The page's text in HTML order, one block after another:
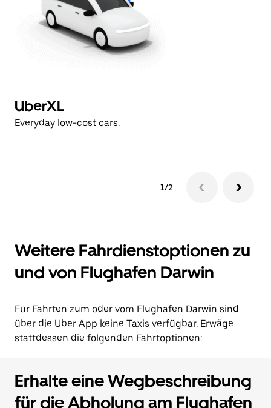
UberXL
Everyday low-cost cars.
1/2
Weitere Fahrdienstoptionen zu
und von Flughafen Darwin
Für Fahrten zum oder vom Flughafen Darwin sind
über die Uber App keine Taxis verfügbar. Erwäge
stattdessen die folgenden Fahrtoptionen:
Erhalte eine Wegbeschreibung
für die Abholung am Flughafen